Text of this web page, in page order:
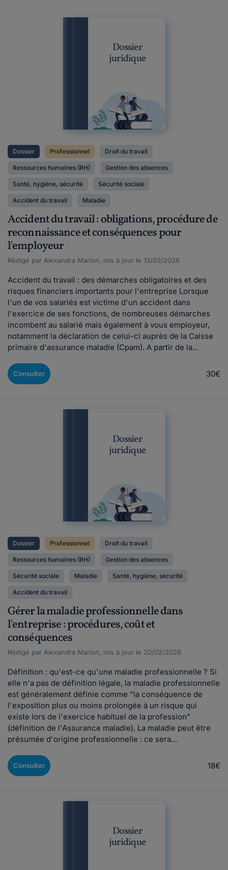
Dossier
juridique
Dossier Professionnel Droit du travail
Ressources humaines (RH) Gestion des absences
Santé, hygiène, sécurité Sécurité sociale
Accident du travail Maladie
Accident du travail : obligations, procédure de
reconnaissance et conséquences pour
l'employeur
Rédigé par Alexandra Marion, mis à jour le 13/03/2026
Accident du travail : des démarches obligatoires et des
risques financiers importants pour l'entreprise Lorsque
l'un de vos salariés est victime d'un accident dans
l'exercice de ses fonctions, de nombreuses démarches
incombent au salarié mais également à vous employeur,
notamment la déclaration de celui-ci auprès de la Caisse
primaire d'assurance maladie (Cpam). A partir de la...
Consulter 30€
Dossier
juridique
Dossier Professionnel Droit du travail
Ressources humaines (RH) Gestion des absences
Sécurité sociale Maladie Santé, hygiène, sécurité
Accident du travail
Gérer la maladie professionnelle dans
l'entreprise : procédures, coût et
conséquences
Rédigé par Alexandra Marion, mis à jour le 20/02/2026
Définition : qu'est-ce qu'une maladie professionnelle ? Si
elle n'a pas de définition légale, la maladie professionnelle
est généralement définie comme "la conséquence de
l'exposition plus ou moins prolongée à un risque qui
existe lors de l'exercice habituel de la profession"
(définition de l'Assurance maladie). La maladie peut être
présumée d'origine professionnelle : ce sera...
Consulter 18€
Dossier
juridique